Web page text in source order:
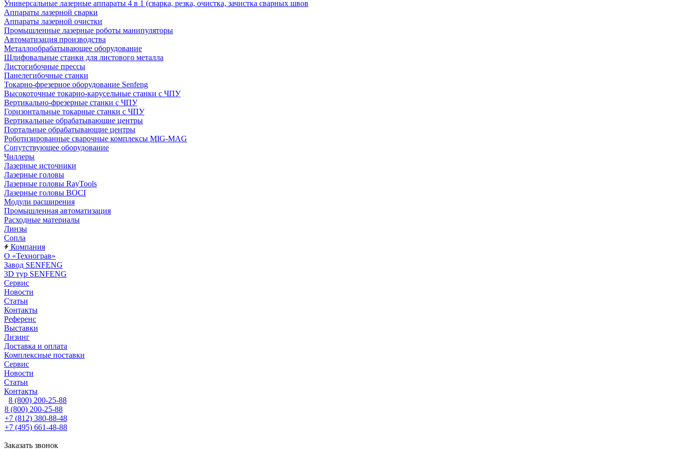
Универсальные лазерные аппараты 4 в 1 (сварка, резка, очистка, зачистка сварных швов
Аппараты лазерной сварки
Аппараты лазерной очистки
Промышленные лазерные роботы манипуляторы
Автоматизация производства
Металлообрабатывающее оборудование
Шлифовальные станки для листового металла
Листогибочные прессы
Панелегибочные станки
Токарно-фрезерное оборудование Senfeng
Высокоточные токарно-карусельные станки с ЧПУ
Вертикально-фрезерные станки с ЧПУ
Горизонтальные токарные станки с ЧПУ
Вертикальные обрабатывающие центры
Портальные обрабатывающие центры
Роботизированные сварочные комплексы MIG-MAG
Сопутствующее оборудование
Чиллеры
Лазерные источники
Лазерные головы
Лазерные головы RayTools
Лазерные головы BOCI
Модули расширения
Промышленная автоматизация
Расходные материалы
Линзы
Сопла
Компания
О «Технограв»
Завод SENFENG
3D тур SENFENG
Сервис
Новости
Статьи
Контакты
Референс
Выставки
Лизинг
Доставка и оплата
Комплексные поставки
Сервис
Новости
Статьи
Контакты
8 (800) 200-25-88
8 (800) 200-25-88
+7 (812) 380-88-48
+7 (495) 661-48-88
Заказать звонок